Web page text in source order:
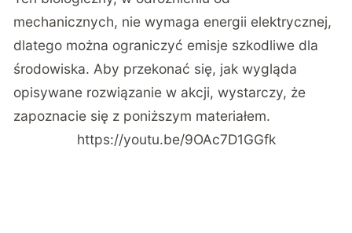
mechanicznych, nie wymaga energii elektrycznej,
dlatego można ograniczyć emisje szkodliwe dla
środowiska. Aby przekonać się, jak wygląda
opisywane rozwiązanie w akcji, wystarczy, że
zapoznacie się z poniższym materiałem.
https://youtu.be/9OAc7D1GGfk